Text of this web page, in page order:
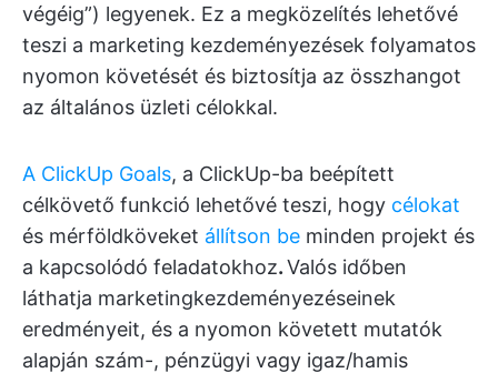
végéig”) legyenek. Ez a megközelítés lehetővé
teszi a marketing kezdeményezések folyamatos
nyomon követését és biztosítja az összhangot
az általános üzleti célokkal.
A ClickUp Goals, a ClickUp-ba beépített
célkövető funkció lehetővé teszi, hogy célokat
és mérföldköveket állítson be minden projekt és
a kapcsolódó feladatokhoz.Valós időben
láthatja marketingkezdeményezéseinek
eredményeit, és a nyomon követett mutatók
alapján szám-, pénzügyi vagy igaz/hamis